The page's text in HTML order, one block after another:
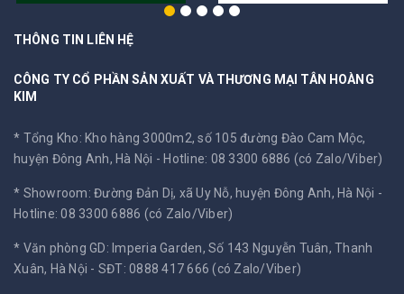
THÔNG TIN LIÊN HỆ
CÔNG TY CỔ PHẦN SẢN XUẤT VÀ THƯƠNG MẠI TÂN HOÀNG
KIM
* Tổng Kho: Kho hàng 3000m2, số 105 đường Đào Cam Mộc,
huyện Đông Anh, Hà Nội - Hotline: 08 3300 6886 (có Zalo/Viber)
* Showroom: Đường Đản Dị, xã Uy Nỗ, huyện Đông Anh, Hà Nội -
Hotline: 08 3300 6886 (có Zalo/Viber)
* Văn phòng GD: Imperia Garden, Số 143 Nguyễn Tuân, Thanh
Xuân, Hà Nội - SĐT: 0888 417 666 (có Zalo/Viber)